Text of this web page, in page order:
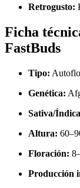
Retrogusto:
Ficha
FastBuds
Tipo:
Genética:
Sativa/
Altura:
Floración:
Producción